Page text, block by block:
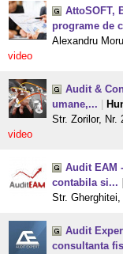
AttoSOFT,
programe de
Alexandru
video
Audit &
umane,...
Str. Zorilor, Nr.
video
Audit EAM
contabila si...
Str.
Audit
consultanta